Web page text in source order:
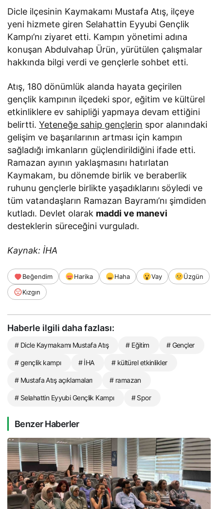
Dicle ilçesinin Kaymakamı Mustafa Atış, ilçeye
yeni hizmete giren Selahattin Eyyubi Gençlik
Kampı’nı ziyaret etti. Kampın yönetimi adına
konuşan Abdulvahap Ürün, yürütülen çalışmalar
hakkında bilgi verdi ve gençlerle sohbet etti.
Atış, 180 dönümlük alanda hayata geçirilen
gençlik kampının ilçedeki spor, eğitim ve kültürel
etkinliklere ev sahipliği yapmaya devam ettiğini
belirtti.Yeteneğe sahip gençlerin spor alanındaki
gelişim ve başarılarının artması için kampın
sağladığı imkanların güçlendirildiğini ifade etti.
Ramazan ayının yaklaşmasını hatırlatan
Kaymakam, bu dönemde birlik ve beraberlik
ruhunu gençlerle birlikte yaşadıklarını söyledi ve
tüm vatandaşların Ramazan Bayramı’nı şimdiden
kutladı. Devlet olarak maddi ve manevi
desteklerin süreceğini vurguladı.
Kaynak: İHA
Beğendim Harika Haha Vay
Üzgün
Kızgın
Haberle ilgili daha fazlası:
# Dicle Kaymakamı Mustafa Atış # Eğitim # Gençler
# gençlik kampı # İHA # kültürel etkinlikler
# Mustafa Atış açıklamaları # ramazan
# Selahattin Eyyubi Gençlik Kampı # Spor
Benzer Haberler